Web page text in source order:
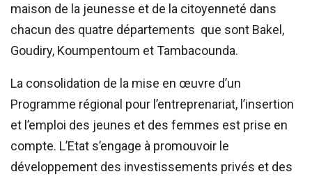
maison de la jeunesse et de la citoyenneté dans
chacun des quatre départements que sont Bakel,
Goudiry, Koumpentoum et Tambacounda.
La consolidation de la mise en œuvre d’un
Programme régional pour l’entreprenariat, l’insertion
et l’emploi des jeunes et des femmes est prise en
compte. L’Etat s’engage à promouvoir le
développement des investissements privés et des